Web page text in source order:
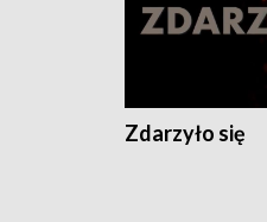
Zdarzyło się